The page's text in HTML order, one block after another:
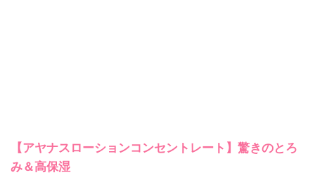
【アヤナスローションコンセントレート】驚きのとろ
み＆高保湿